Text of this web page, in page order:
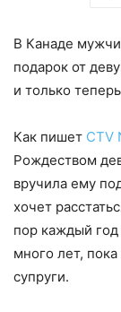
В Канаде
подарок от
и только
Как пишет CTV
Рождеством
вручила ему
хочет
пор каждый год
много лет,
супруги.